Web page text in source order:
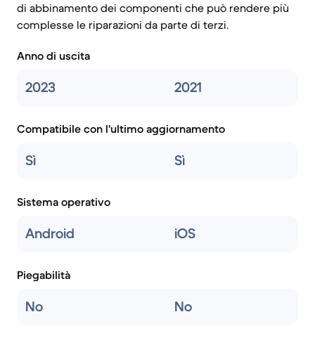
di abbinamento dei componenti che può rendere più
complesse le riparazioni da parte di terzi.
Anno di uscita
2023 2021
Compatibile con l'ultimo aggiornamento
Sì Sì
Sistema operativo
Android iOS
Piegabilità
No No